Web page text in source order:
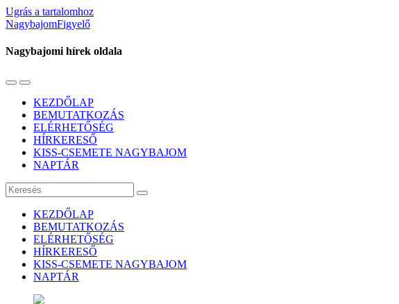
Ugrás a tartalomhoz
NagybajomFigyelő
Nagybajomi hírek oldala
Váltás
mobil
menüre
Használja
keresés
mezőt
KEZDŐLAP
BEMUTATKOZÁS
ELÉRHETŐSÉG
HÍRKERESŐ
KISS-CSEMETE NAGYBAJOM
NAPTÁR
Keresés
KEZDŐLAP
BEMUTATKOZÁS
ELÉRHETŐSÉG
HÍRKERESŐ
KISS-CSEMETE NAGYBAJOM
NAPTÁR